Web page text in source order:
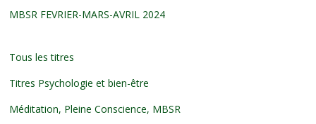
MBSR FEVRIER-MARS-AVRIL 2024
Tous les titres
Titres Psychologie et bien-être
Méditation, Pleine Conscience, MBSR